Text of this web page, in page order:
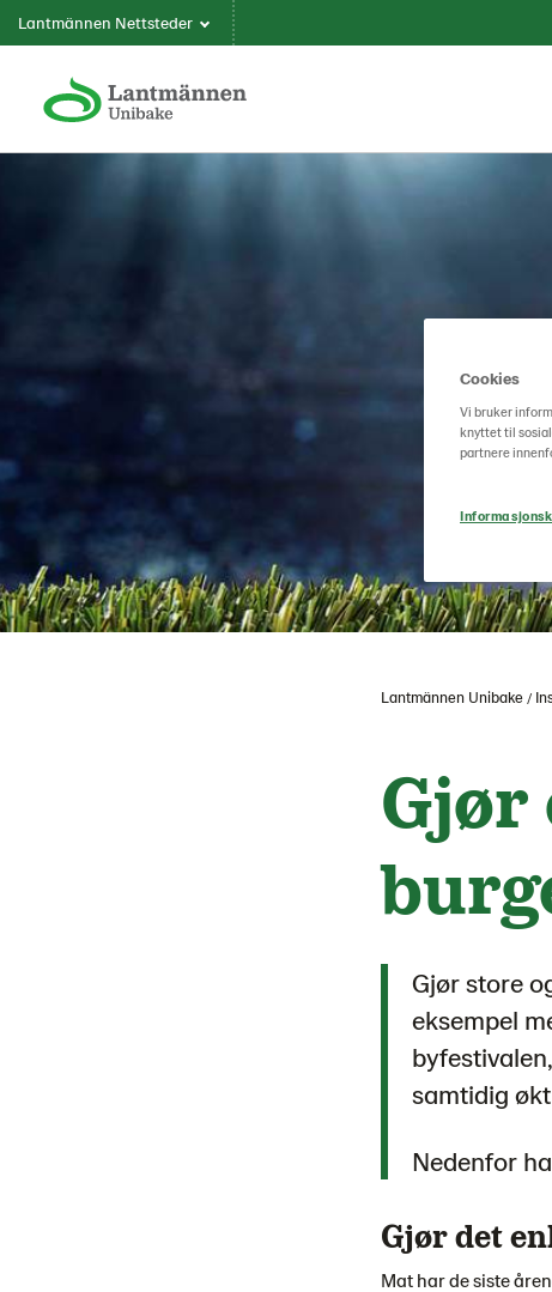
Lantmännen Nettsteder
Lantmännen Unibake
Gjør
Gjør store
eksempel
samtidig
Nedenfor
Gjør det
Mat har de siste
Cookies
Vi bruker
knyttet til
partnere